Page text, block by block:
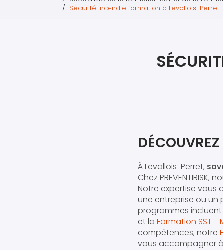
Sécurité incendie formation à Levallois-Perret -
À Levallois-Perret,
Chez
Notre expertise vous
une entreprise ou un
programmes incluent
et la Formation SST -
compétences, notre
vous accompagner